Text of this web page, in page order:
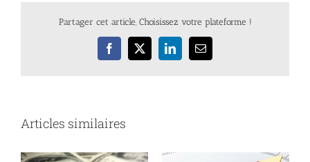
Partager cet article, Choisissez votre plateforme !
Facebook
X LinkedInEmail
Articles similaires